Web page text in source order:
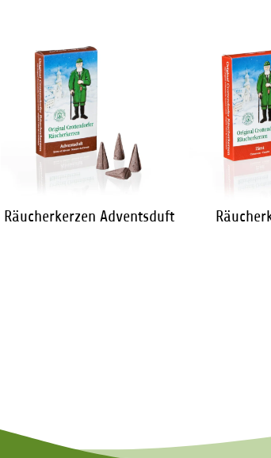
Räucherkerzen Adventsduft